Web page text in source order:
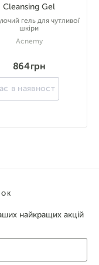
Cleansing Gel
гель для чутливої
шкіри
Acnemy
864 грн
в наявності
найкращих акцій